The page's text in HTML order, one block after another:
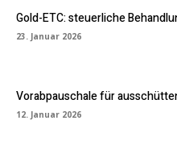
Gold-ETC: steuerliche
23. Januar 2026
Vorabpauschale für
12. Januar 2026